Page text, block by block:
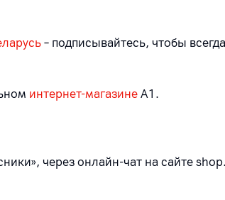
– подписывайтесь, чтобы
интернет-магазине А1.
через онлайн-чат на сайте